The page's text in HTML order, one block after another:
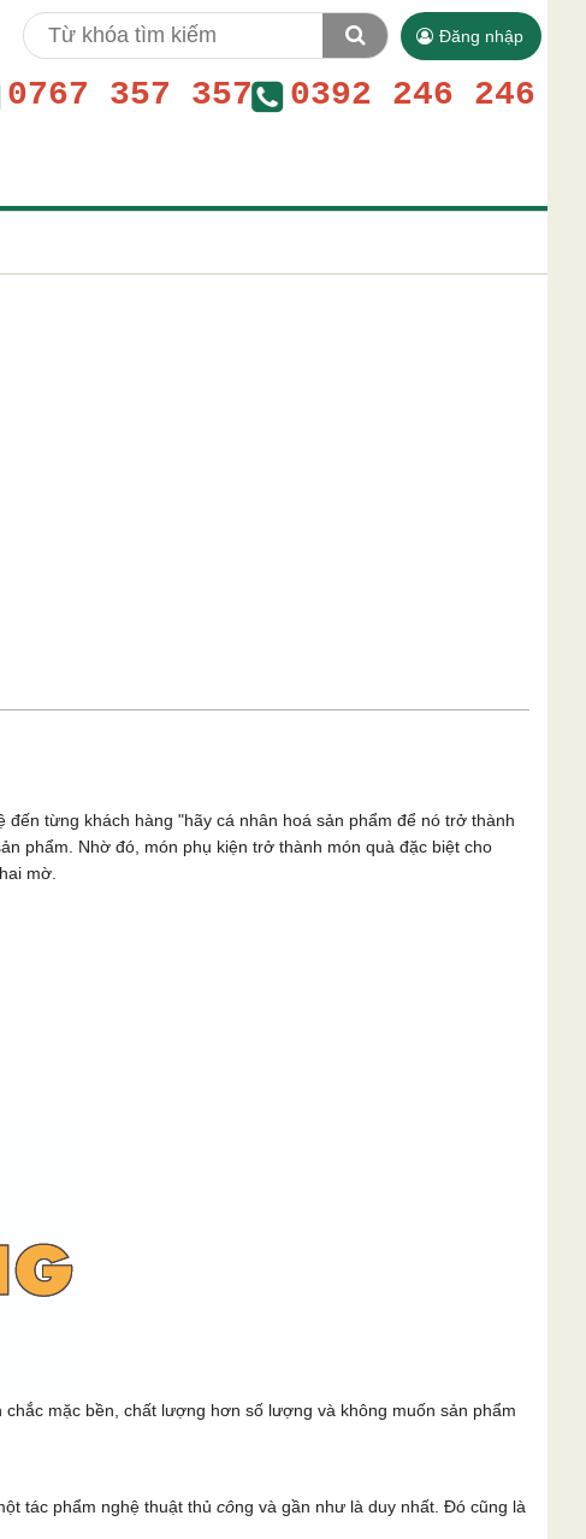
Đăng nhập
0767 357 357 0392 246 246
từng khách hàng "hãy cá nhân hoá sản phẩm để nó trở thành
phẩm. Nhờ đó, món phụ kiện trở thành món quà đặc biệt cho
mờ.
mặc bền, chất lượng hơn số lượng và không muốn sản phẩm
tác phẩm nghệ thuật thủ công và gần như là duy nhất. Đó cũng là